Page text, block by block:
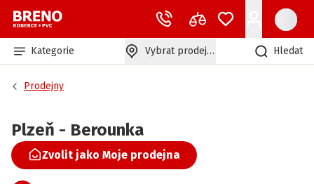
Kategorie Vybrat prodejnu Hledat
Prodejny
Plzeň - Berounka
Zvolit jako Moje prodejna